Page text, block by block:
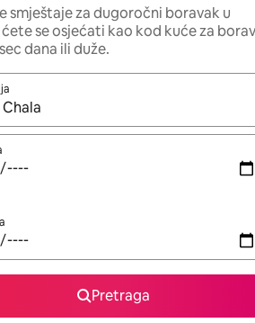
smještaje za dugoročni boravak u
se osjećati kao kod kuće za
dana ili duže.
rezultati dostupni, možete da se krećete
Pretraga